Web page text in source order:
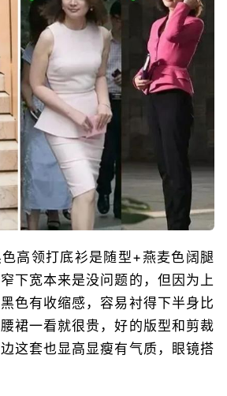
高领打底衫是随型+燕麦色阔腿
下宽本来是没问题的，但因为上
色有收缩感，容易衬得下半身比
裙一看就很贵，好的版型和剪裁
这套也显高显瘦有气质，眼镜搭